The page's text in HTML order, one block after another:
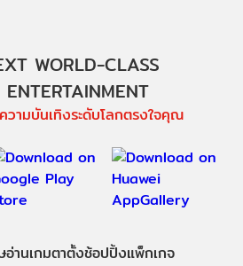
WORLD-CLASS
วามบันเทิงระดับโลกตรงใจคุณ
อ่านเกมตาตั้งช้อปปิ้งแพ็กเกจ